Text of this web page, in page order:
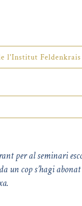
l'Institut Feldenkrais
per al seminari
un cop s’hagi